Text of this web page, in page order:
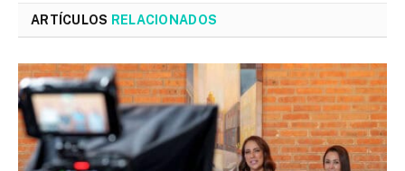
ARTÍCULOS RELACIONADOS